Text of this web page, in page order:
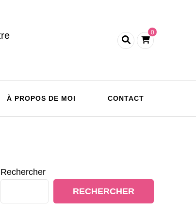
0
À PROPOS DE MOI CONTACT
Rechercher
RECHERCHER